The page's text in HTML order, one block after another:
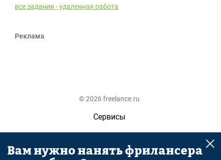
все задания - удаленная работа
Реклама
© 2026 freelance.ru
Сервисы
Помощь
Поиск
Вам нужно нанять фрилансера